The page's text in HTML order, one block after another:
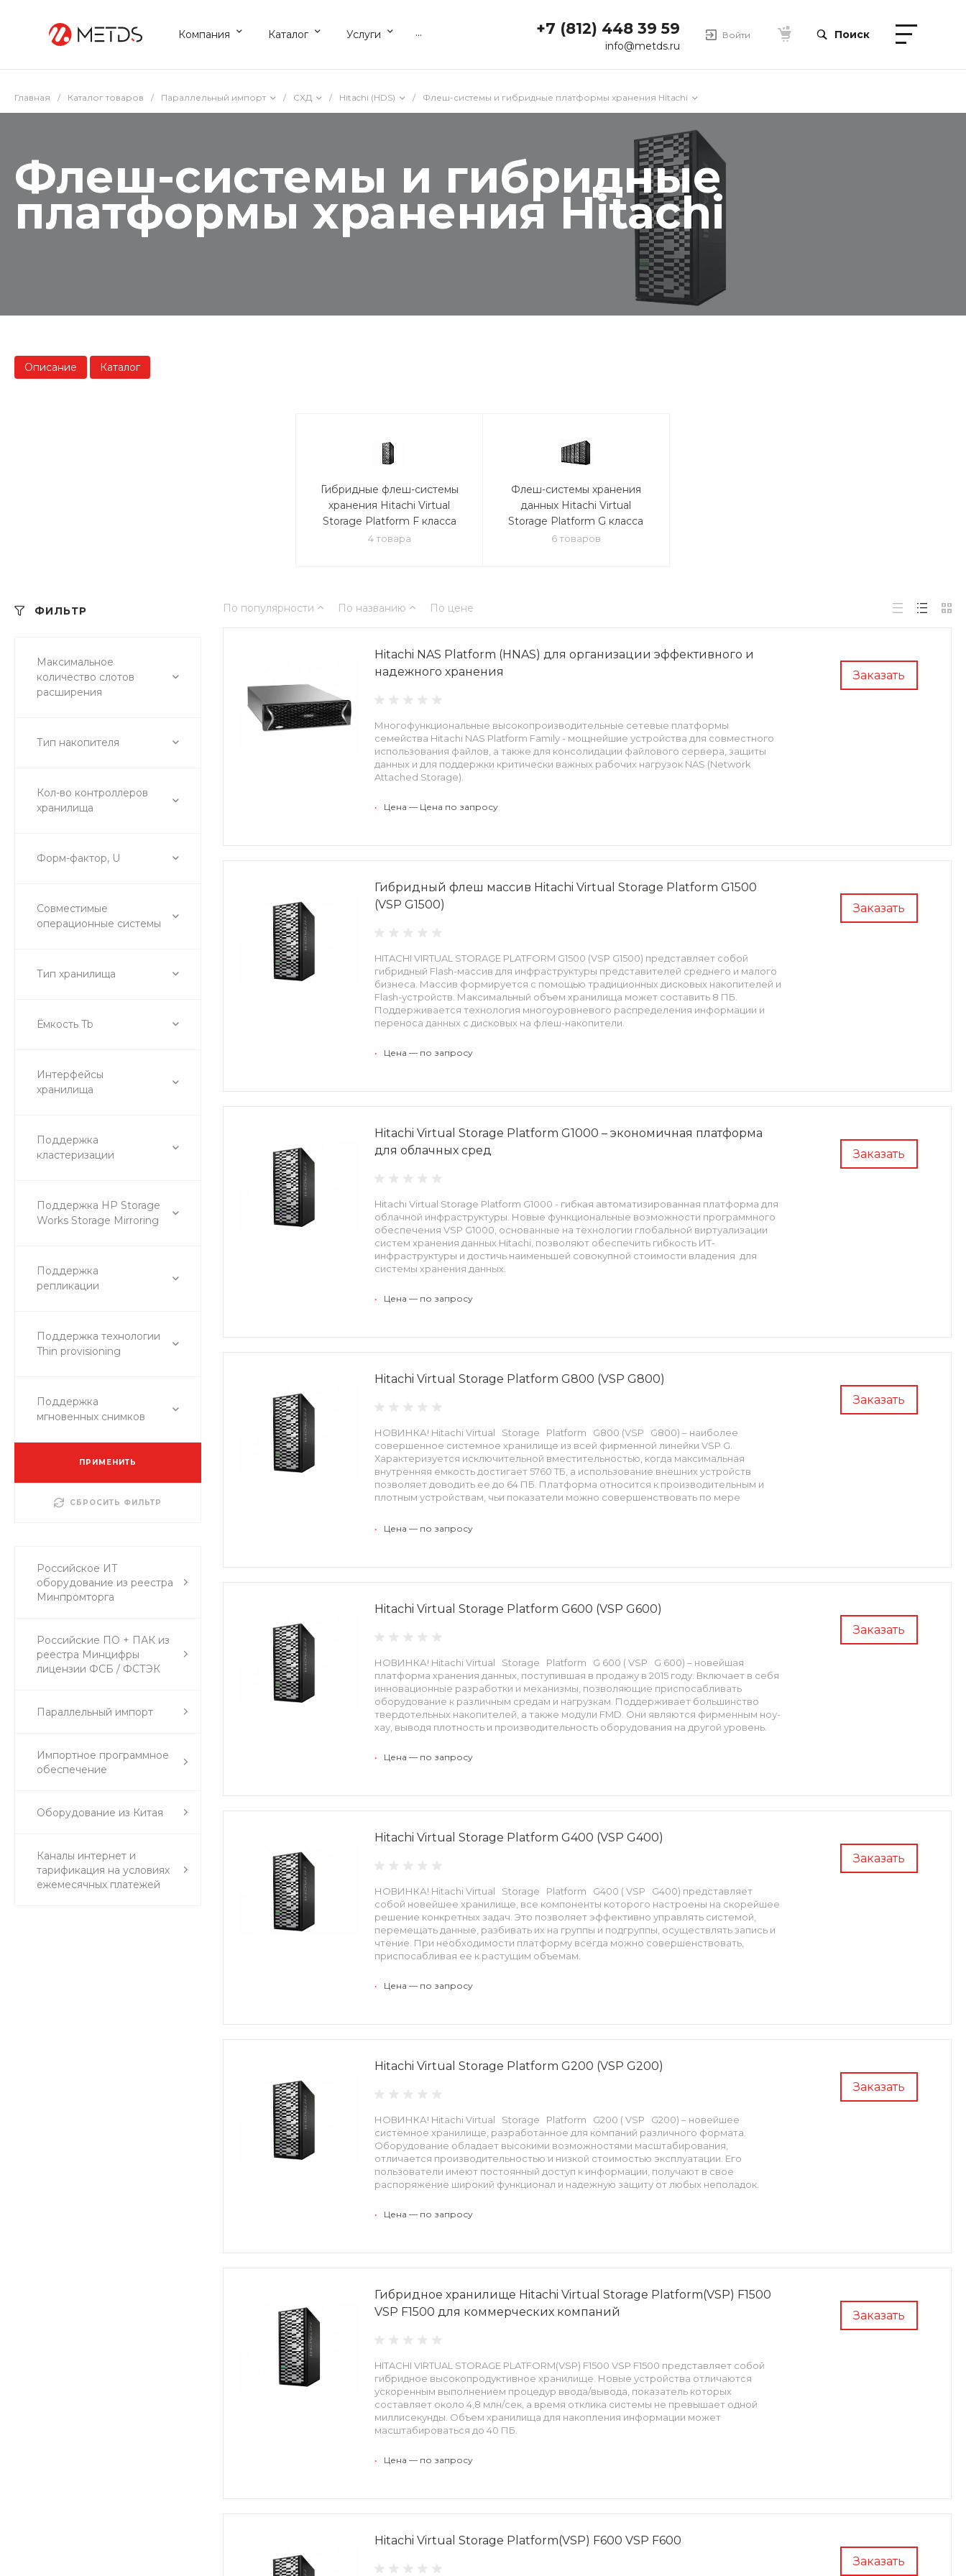
Компания Каталог Услуги ... +7 (812) 448 39 59
info@metds.ru
Войти Поиск
Главная / Каталог товаров / Параллельный импорт / СХД / Hitachi (HDS) / Флеш-системы и гибридные платформы хранения Hitachi
Флеш-системы и гибридные
платформы хранения Hitachi
Описание Каталог
Гибридные флеш-системы
хранения Hitachi Virtual
Storage Platform F класса
4 товара
Флеш-системы хранения
данных Hitachi Virtual
Storage Platform G класса
6 товаров
ФИЛЬТР
Максимальное
количество слотов
расширения
Тип накопителя
Кол-во контроллеров
хранилища
Форм-фактор, U
Совместимые
операционные системы
Тип хранилища
Ёмкость Tb
Интерфейсы
хранилища
Поддержка
кластеризации
Поддержка HP Storage
Works Storage Mirroring
Поддержка
репликации
Поддержка технологии
Thin provisioning
Поддержка
мгновенных снимков
ПРИМЕНИТЬ
СБРОСИТЬ ФИЛЬТР
Российское ИТ
оборудование из реестра
Минпромторга
Российские ПО + ПАК из
реестра Минцифры
лицензии ФСБ / ФСТЭК
Параллельный импорт
Импортное программное
обеспечение
Оборудование из Китая
Каналы интернет и
тарификация на условиях
ежемесячных платежей
По популярности По названию По цене
Заказать
Hitachi NAS Platform (HNAS) для организации эффективного и
надежного хранения
Многофункциональные высокопроизводительные сетевые платформы
семейства Hitachi NAS Platform Family - мощнейшие устройства для совместного
использования файлов, а также для консолидации файлового сервера, защиты
данных и для поддержки критически важных рабочих нагрузок NAS (Network
Attached Storage).
• Цена — Цена по запросу
Заказать
Гибридный флеш массив Hitachi Virtual Storage Platform G1500
(VSP G1500)
HITACHI VIRTUAL STORAGE PLATFORM G1500 (VSP G1500) представляет собой
гибридный Flash-массив для инфраструктуры представителей среднего и малого
бизнеса. Массив формируется с помощью традиционных дисковых накопителей и
Flash-устройств. Максимальный объем хранилища может составить 8 ПБ.
Поддерживается технология многоуровневого распределения информации и
переноса данных с дисковых на флеш-накопители.
• Цена — по запросу
Заказать
Hitachi Virtual Storage Platform G1000 – экономичная платформа
для облачных сред
Hitachi Virtual Storage Platform G1000 - гибкая автоматизированная платформа для
облачной инфраструктуры. Новые функциональные возможности программного
обеспечения VSP G1000, основанные на технологии глобальной виртуализации
систем хранения данных Hitachi, позволяют обеспечить гибкость ИТ-
инфраструктуры и достичь наименьшей совокупной стоимости владения для
системы хранения данных.
• Цена — по запросу
Заказать
Hitachi Virtual Storage Platform G800 (VSP G800)
НОВИНКА! Hitachi Virtual Storage Platform G800 (VSP G800) – наиболее
совершенное системное хранилище из всей фирменной линейки VSP G.
Характеризуется исключительной вместительностью, когда максимальная
внутренняя емкость достигает 5760 ТБ, а использование внешних устройств
позволяет доводить ее до 64 ПБ. Платформа относится к производительным и
плотным устройствам, чьи показатели можно совершенствовать по мере
• Цена — по запросу
Заказать
Hitachi Virtual Storage Platform G600 (VSP G600)
НОВИНКА! Hitachi Virtual Storage Platform G 600 ( VSP G 600) – новейшая
платформа хранения данных, поступившая в продажу в 2015 году. Включает в себя
инновационные разработки и механизмы, позволяющие приспосабливать
оборудование к различным средам и нагрузкам. Поддерживает большинство
твердотельных накопителей, а также модули FMD. Они являются фирменным ноу-
хау, выводя плотность и производительность оборудования на другой уровень.
• Цена — по запросу
Заказать
Hitachi Virtual Storage Platform G400 (VSP G400)
НОВИНКА! Hitachi Virtual Storage Platform G400 ( VSP G400) представляет
собой новейшее хранилище, все компоненты которого настроены на скорейшее
решение конкретных задач. Это позволяет эффективно управлять системой,
перемещать данные, разбивать их на группы и подгруппы, осуществлять запись и
чтение. При необходимости платформу всегда можно совершенствовать,
приспосабливая ее к растущим объемам.
• Цена — по запросу
Заказать
Hitachi Virtual Storage Platform G200 (VSP G200)
НОВИНКА! Hitachi Virtual Storage Platform G200 ( VSP G200) – новейшее
системное хранилище, разработанное для компаний различного формата.
Оборудование обладает высокими возможностями масштабирования,
отличается производительностью и низкой стоимостью эксплуатации. Его
пользователи имеют постоянный доступ к информации, получают в свое
распоряжение широкий функционал и надежную защиту от любых неполадок.
• Цена — по запросу
Заказать
Гибридное хранилище Hitachi Virtual Storage Platform(VSP) F1500
VSP F1500 для коммерческих компаний
HITACHI VIRTUAL STORAGE PLATFORM(VSP) F1500 VSP F1500 представляет собой
гибридное высокопродуктивное хранилище. Новые устройства отличаются
ускоренным выполнением процедур ввода/вывода, показатель которых
составляет около 4,8 млн/сек, а время отклика системы не превышает одной
миллисекунды. Объем хранилища для накопления информации может
масштабироваться до 40 ПБ.
• Цена — по запросу
Заказать
Hitachi Virtual Storage Platform(VSP) F600 VSP F600